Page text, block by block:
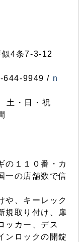
4条7-3-12
644-9949 / n
土・日・祝
の１１０番・カ
一の店舗数で信
や、キーレック
規取り付け、扉
ッカー、デス
ンロックの開錠